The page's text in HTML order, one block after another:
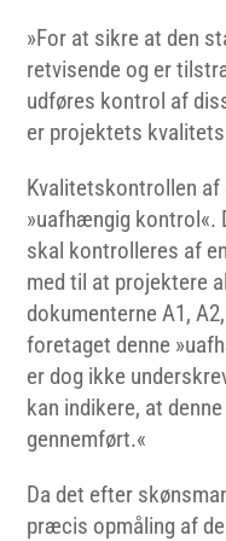
»For at sikre at den
retvisende og er
udføres kontrol af
er projektets
Kvalitetskontrollen
»uafhængig kontrol«.
skal kontrolleres af
med til at projektere
dokumenterne A1,
foretaget denne
er dog ikke
kan indikere, at
gennemført.«
Da det efter
præcis opmåling af